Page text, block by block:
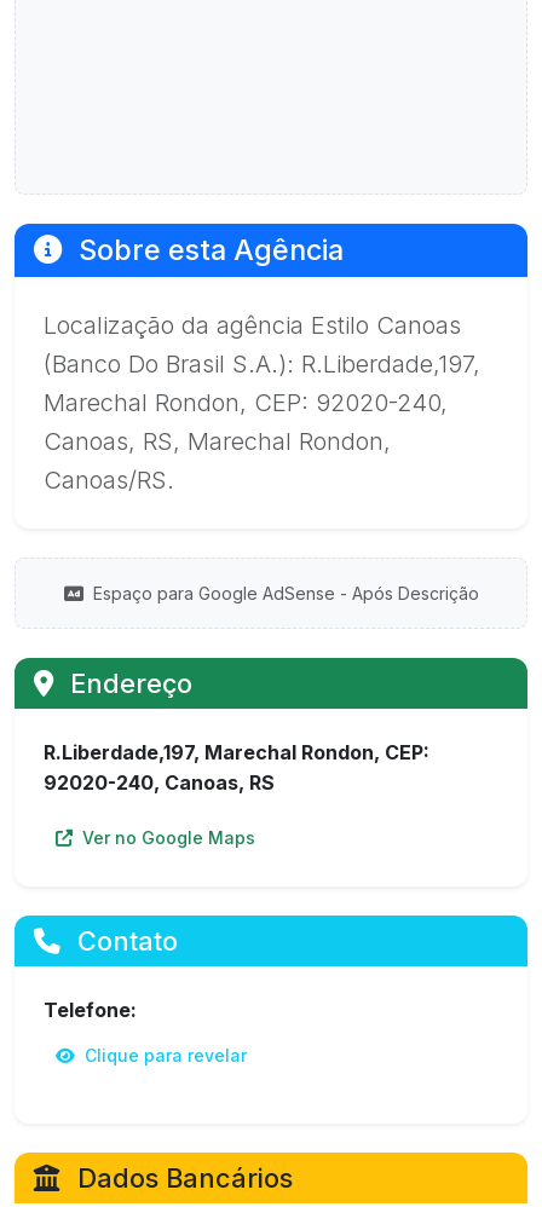
Sobre esta Agência
Localização da agência Estilo Canoas
(Banco Do Brasil S.A.): R.Liberdade,197,
Marechal Rondon, CEP: 92020-240,
Canoas, RS, Marechal Rondon,
Canoas/RS.
Espaço para Google AdSense - Após Descrição
Endereço
R.Liberdade,197, Marechal Rondon, CEP:
92020-240, Canoas, RS
Ver no Google Maps
Contato
Telefone:
Clique para revelar
Dados Bancários